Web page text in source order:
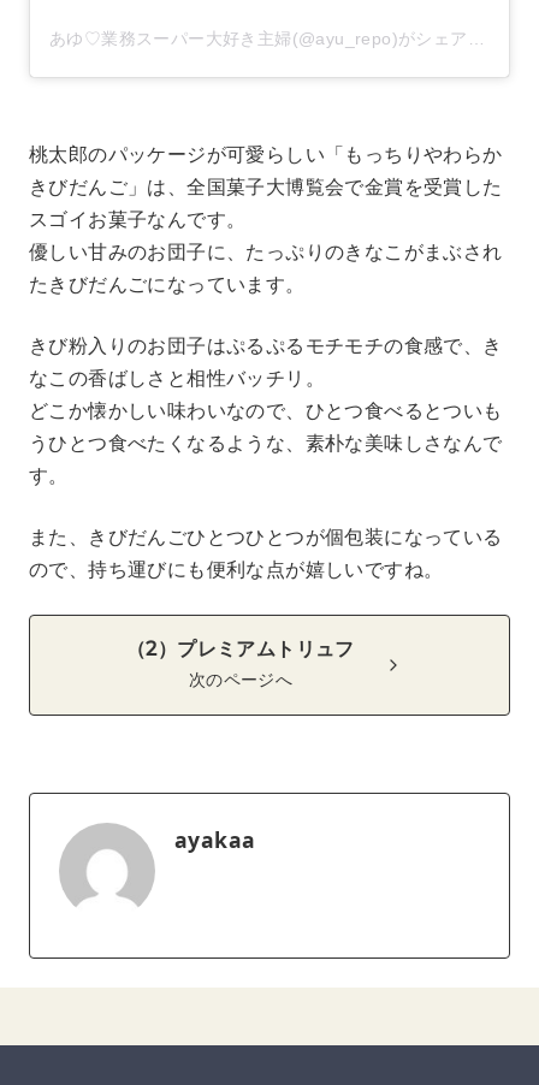
あゆ♡業務スーパー大好き主婦(@ayu_repo)がシェアした投稿
桃太郎のパッケージが可愛らしい「もっちりやわらか
きびだんご」は、全国菓子大博覧会で金賞を受賞した
スゴイお菓子なんです。
優しい甘みのお団子に、たっぷりのきなこがまぶされ
たきびだんごになっています。
きび粉入りのお団子はぷるぷるモチモチの食感で、き
なこの香ばしさと相性バッチリ。
どこか懐かしい味わいなので、ひとつ食べるとついも
うひとつ食べたくなるような、素朴な美味しさなんで
す。
また、きびだんごひとつひとつが個包装になっている
ので、持ち運びにも便利な点が嬉しいですね。
（2）プレミアムトリュフ
次のページへ
ayakaa